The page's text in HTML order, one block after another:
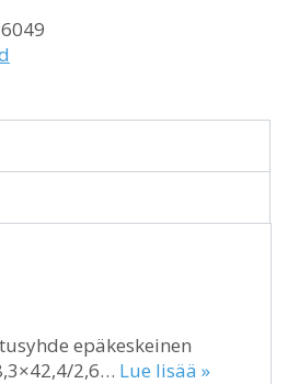
epäkeskeinen
2,6… Lue lisää »